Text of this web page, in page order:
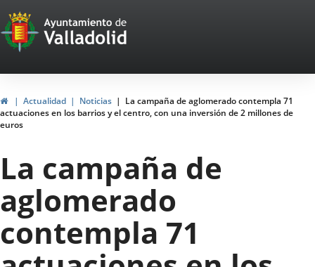
Portal
Web
del
Ayuntamiento
de
Valladolid
HomeActualidad Noticias
La campaña de aglomerado contempla 71
actuaciones en los barrios y el centro, con una inversión de 2 millones de
euros
La campaña de
aglomerado
contempla 71